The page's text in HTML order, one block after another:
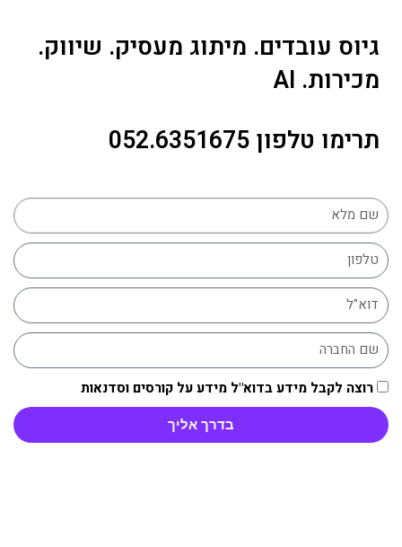
סדנת גיוס בלינקדאין - קורס גיוס Linkedin
לינקדאין - רשת חברתית עסקית מובילה בעולם שהחליפה את
השיווק בלינקדאין, אפשרויות הגיוס, נטוורקינג ועוד.
סדנת גיוס באינסטגרם - קורס Instagram
אינסטגרם - רשת חברתית חסרת מעצורים, צבעונית וממגנטת.
גיוס עובדים. מיתוג מעסיק. שיווק.
מכירות. AI
תרימו טלפון 052.6351675
רוצה לקבל מידע בדוא"ל מידע על קורסים וסדנאות
בדרך אליך